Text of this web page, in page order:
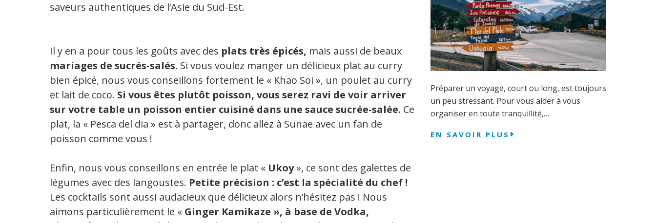
saveurs authentiques de l’Asie du Sud-Est.
Il y en a pour tous les goûts avec des plats très épicés, mais aussi de beaux
mariages de sucrés-salés. Si vous voulez manger un délicieux plat au curry
bien épicé, nous vous conseillons fortement le « Khao Soi », un poulet au curry
et lait de coco. Si vous êtes plutôt poisson, vous serez ravi de voir arriver
sur votre table un poisson entier cuisiné dans une sauce sucrée-salée. Ce
plat, la « Pesca del dia » est à partager, donc allez à Sunae avec un fan de
poisson comme vous !
Enfin, nous vous conseillons en entrée le plat « Ukoy», ce sont des galettes de
légumes avec des langoustes. Petite précision : c’est la spécialité du chef !
Les cocktails sont aussi audacieux que délicieux alors n’hésitez pas ! Nous
aimons particulièrement le « Ginger Kamikaze », à base de Vodka,
Préparer un voyage, court ou long, est toujours
un peu stressant. Pour vous aider à vous
organiser en toute tranquillité,…
EN SAVOIR PLUS